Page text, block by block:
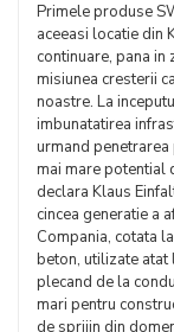
Primele produse
aceeasi locatie din
continuare, pana in
misiunea cresterii
noastre. La
imbunatatirea
urmand
mai mare potential
declara Klaus
cincea generatie a
Compania, cotata
beton, utilizate atat
plecand de la
mari pentru
de sprijin din